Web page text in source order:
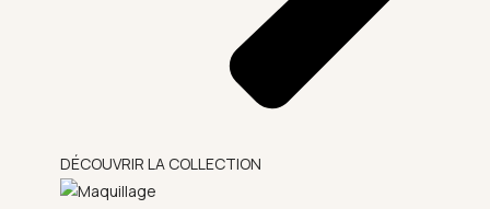
DÉCOUVRIR LA COLLECTION